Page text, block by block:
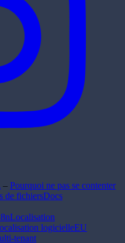
– Pourquoi ne pas se contenter
de fichiersDocs
Localisation
logicielleEU
tenant